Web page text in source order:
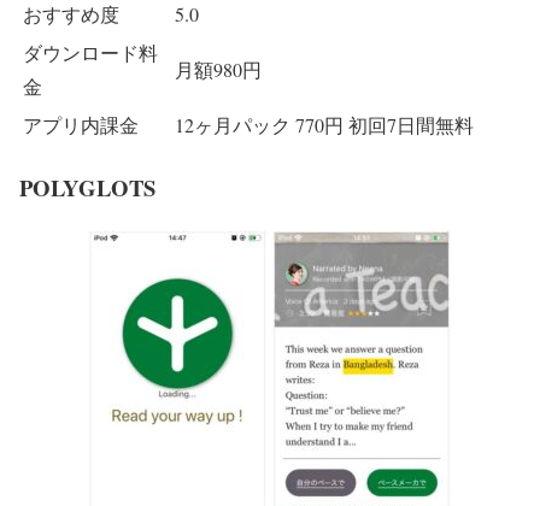
おすすめ度
5.0
ダウンロード料
金
月額980円
アプリ内課金 12ヶ月パック 770円 初回7日間無料
POLYGLOTS